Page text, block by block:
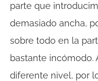
parte que
demasiado ancha,
sobre todo en la
bastante incómodo.
diferente nivel, por